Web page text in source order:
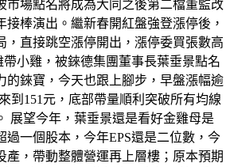
市場點名將成為大同之後第二檔董監改
接棒演出。繼新春開紅盤強登漲停後，
，直接跳空漲停開出，漲停委買張數高
小雞，被錸德集團董事長葉垂景點名
的錸寶，今天也跟上腳步，早盤漲幅逾
到151元，底部帶量順利突破所有均線
展望今年，葉垂景還是看好金雞母是
過一個股本，今年EPS還是二位數，今
產，帶動整體營運再上層樓；原本預期